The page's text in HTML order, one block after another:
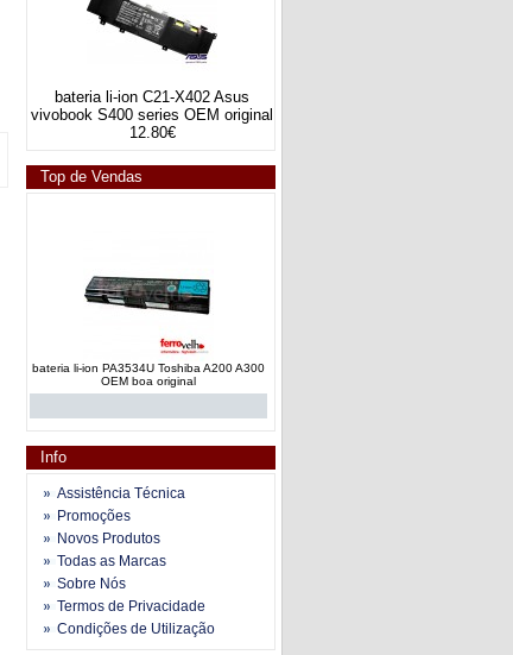
bateria li-ion C21-X402 Asus
vivobook S400 series OEM original
12.80€
Top de Vendas
OEM boa original
bateria li-ion 484171-001 dv4 dv5 dv6 G50
G60 G70 G61 CQ61
Info
Assistência Técnica
Promoções
Novos Produtos
Todas as Marcas
Sobre Nós
Termos de Privacidade
Condições de Utilização